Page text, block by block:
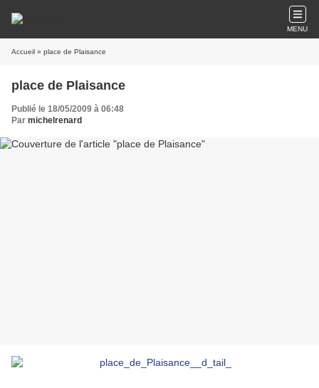
MENU
Accueil » place de Plaisance
place de Plaisance
Publié le 18/05/2009 à 06:48
Par michelrenard